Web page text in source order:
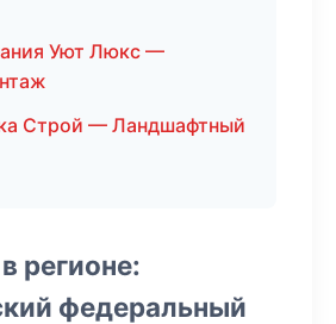
Уют Люкс —
Строй — Ландшафтный
регионе:
федеральный